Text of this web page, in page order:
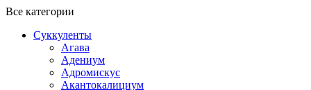
Все категории
Суккуленты
Агава
Адениум
Адромискус
Акантокалициум